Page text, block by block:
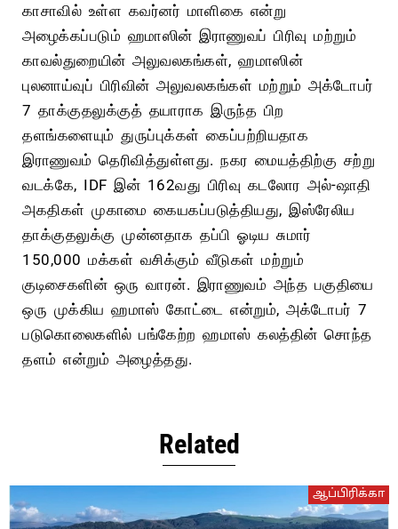
காசாவில் உள்ள கவர்னர் மாளிகை என்று
அழைக்கப்படும் ஹமாஸின் இராணுவப் பிரிவு மற்றும்
காவல்துறையின் அலுவலகங்கள், ஹமாஸின்
புலனாய்வுப் பிரிவின் அலுவலகங்கள் மற்றும் அக்டோபர்
7 தாக்குதலுக்குத் தயாராக இருந்த பிற
தளங்களையும் துருப்புக்கள் கைப்பற்றியதாக
இராணுவம் தெரிவித்துள்ளது. நகர மையத்திற்கு சற்று
வடக்கே, IDF இன் 162வது பிரிவு கடலோர அல்-ஷாதி
அகதிகள் முகாமை கையகப்படுத்தியது, இஸ்ரேலிய
தாக்குதலுக்கு முன்னதாக தப்பி ஓடிய சுமார்
150,000 மக்கள் வசிக்கும் வீடுகள் மற்றும்
குடிசைகளின் ஒரு வாரன். இராணுவம் அந்த பகுதியை
ஒரு முக்கிய ஹமாஸ் கோட்டை என்றும், அக்டோபர் 7
படுகொலைகளில் பங்கேற்ற ஹமாஸ் கலத்தின் சொந்த
தளம் என்றும் அழைத்தது.
Related
ஆப்பிரிக்கா